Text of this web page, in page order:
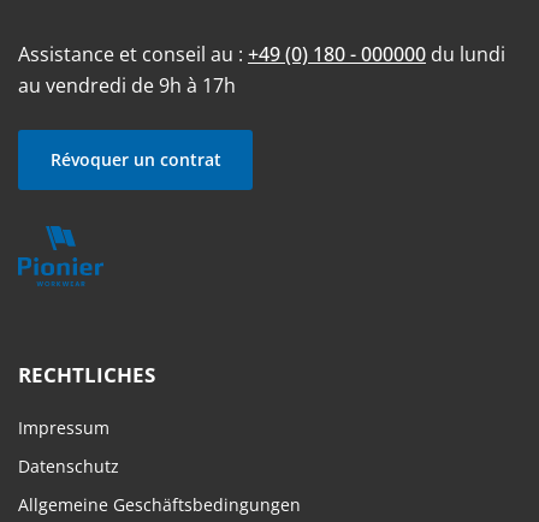
Assistance et conseil au : +49 (0) 180 - 000000 du lundi
au vendredi de 9h à 17h
Révoquer un contrat
RECHTLICHES
Impressum
Datenschutz
Allgemeine Geschäftsbedingungen